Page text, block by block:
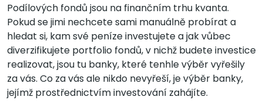
Podílových fondů jsou na finančním trhu kvanta.
Pokud se jimi nechcete sami manuálně probírat a
hledat si, kam své peníze investujete a jak vůbec
diverzifikujete portfolio fondů, v nichž budete investice
realizovat, jsou tu banky, které tenhle výběr vyřešily
za vás. Co za vás ale nikdo nevyřeší, je výběr banky,
jejímž prostřednictvím investování zahájíte.